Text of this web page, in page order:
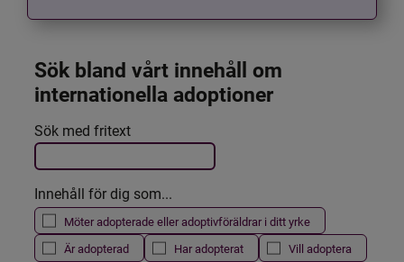
Sök bland vårt innehåll om
internationella adoptioner
Filtrera resultatet
Det här formuläret postas automatiskt
Sök med fritext
Innehåll för dig som...
Möter adopterade eller adoptivföräldrar i ditt yrke
Är adopterad
Har adopterat Vill adoptera